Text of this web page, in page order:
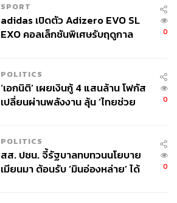
SPORT
adidas เปิดตัว Adizero EVO SL
EXO คอลเล็กชันพิเศษรับฤดูกาล
0
POLITICS
‘เอกนิติ’ เผยเงินกู้ 4 แสนล้าน โฟกัส
เปลี่ยนผ่านพลังงาน ลุ้น ‘ไทยช่วย
0
POLITICS
สส. ปชน. จี้รัฐบาลทบทวนนโยบาย
เมียนมา ต้อนรับ ‘มินอ่องหล่าย’ ได้
0